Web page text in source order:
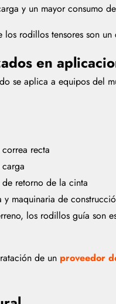
y un mayor consumo
los rodillos tensores son
en
se aplica a equipos del
recta
retorno de la cinta
maquinaria de
los rodillos guía son
de un proveedor